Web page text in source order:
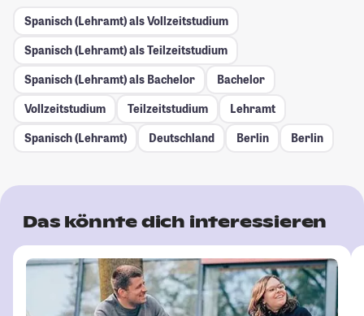
Spanisch (Lehramt) als Vollzeitstudium
Spanisch (Lehramt) als Teilzeitstudium
Spanisch (Lehramt) als Bachelor
Bachelor
Vollzeitstudium
Teilzeitstudium
Lehramt
Spanisch (Lehramt)
Deutschland Berlin Berlin
Das könnte dich interessieren